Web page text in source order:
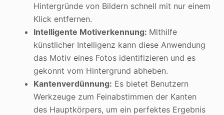
Hintergründe von Bildern schnell mit nur einem
Klick entfernen.
Intelligente Motiverkennung: Mithilfe
künstlicher Intelligenz kann diese Anwendung
das Motiv eines Fotos identifizieren und es
gekonnt vom Hintergrund abheben.
Kantenverdünnung: Es bietet Benutzern
Werkzeuge zum Feinabstimmen der Kanten
des Hauptkörpers, um ein perfektes Ergebnis